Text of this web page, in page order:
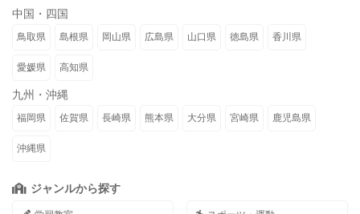
中国・四国
鳥取県 島根県 岡山県 広島県 山口県 徳島県 香川県
愛媛県 高知県
九州・沖縄
福岡県 佐賀県 長崎県 熊本県 大分県 宮崎県 鹿児島県
沖縄県
ジャンルから探す